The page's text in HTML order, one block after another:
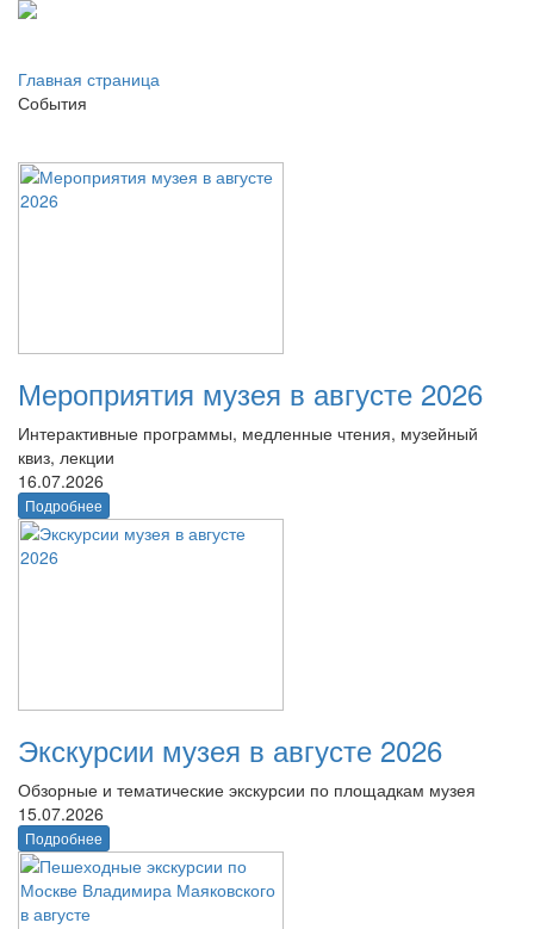
Главная страница
События
Мероприятия музея в августе 2026
Интерактивные программы, медленные чтения, музейный
квиз, лекции
16.07.2026
Подробнее
Экскурсии музея в августе 2026
Обзорные и тематические экскурсии по площадкам музея
15.07.2026
Подробнее